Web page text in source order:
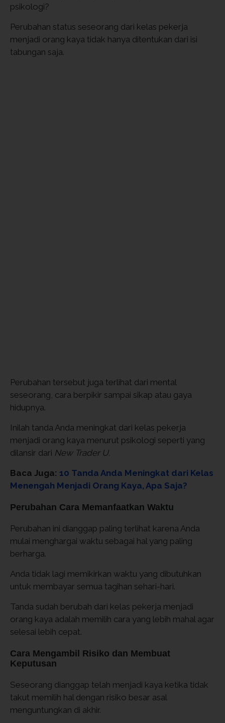
psikologi?
Perubahan status seseorang dari kelas pekerja
menjadi orang kaya tidak hanya ditentukan dari isi
tabungan saja.
Perubahan tersebut juga terlihat dari mental
seseorang, cara berpikir sampai sikap atau gaya
hidupnya.
Inilah tanda Anda meningkat dari kelas pekerja
menjadi orang kaya menurut psikologi seperti yang
dilansir dari New Trader U.
Baca Juga: 10 Tanda Anda Meningkat dari Kelas
Menengah Menjadi Orang Kaya, Apa Saja?
Perubahan Cara Memanfaatkan Waktu
Perubahan ini dianggap paling terlihat karena Anda
mulai menghargai waktu sebagai hal yang paling
berharga.
Anda tidak lagi memikirkan waktu yang dibutuhkan
untuk membayar semua tagihan sehari-hari.
Tanda sudah berubah dari kelas pekerja menjadi
orang kaya adalah memilih cara yang lebih mahal agar
selesai lebih cepat.
Cara Mengambil Risiko dan Membuat
Keputusan
Seseorang dianggap telah menjadi kaya ketika tidak
takut memilih hal dengan risiko besar asal
menguntungkan di akhir.